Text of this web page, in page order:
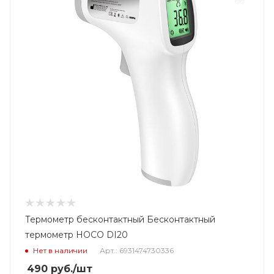
Термометр бесконтактный Бесконтактный
термометр HOCO DI20
Нет в наличии Арт.: 6931474730336
490 руб./шт